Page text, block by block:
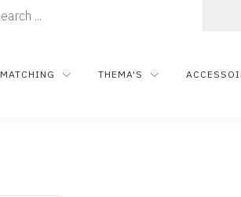
MATCHING THEMA'S